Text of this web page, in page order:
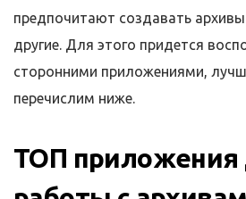
предпочитают создавать архивы
другие. Для этого придется
сторонними приложениями,
перечислим ниже.
ТОП приложения